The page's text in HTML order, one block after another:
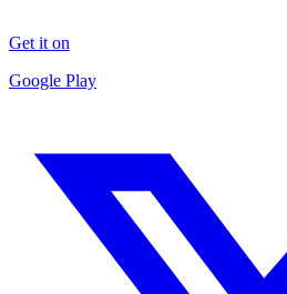
Get it on
Google Play